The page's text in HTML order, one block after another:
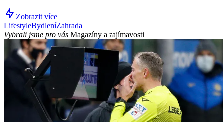
Zobrazit více
LifestyleBydleníZahrada
Vybrali jsme pro vás Magazíny a zajímavosti